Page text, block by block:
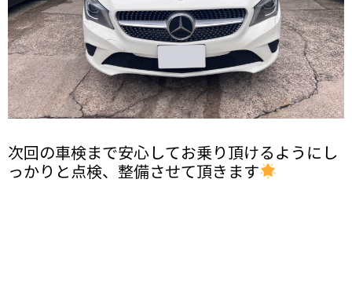
次回の車検まで安心してお乗り頂けるようにし
っかりと点検、整備させて頂きます